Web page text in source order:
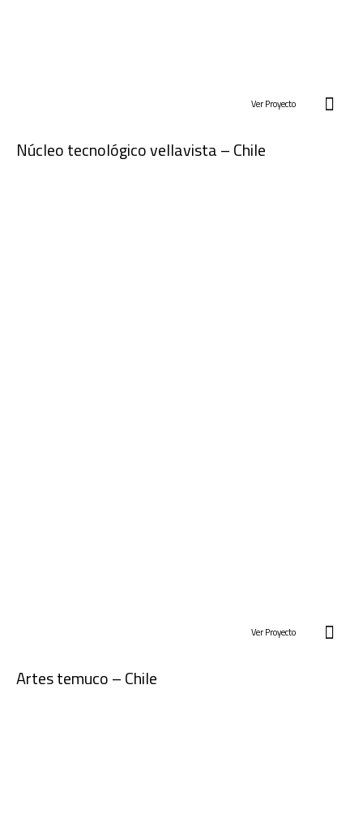
Ver Proyecto
Núcleo tecnológico vellavista – Chile
Ver Proyecto
Artes temuco – Chile